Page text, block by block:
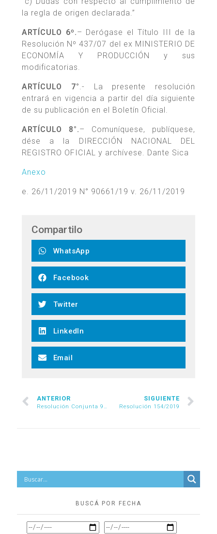
la regla de origen declarada.”
ARTÍCULO 6º.– Derógase el Título III de la
Resolución Nº 437/07 del ex MINISTERIO DE
ECONOMÍA Y PRODUCCIÓN y sus
modificatorias.
ARTÍCULO 7°.- La presente resolución
entrará en vigencia a partir del día siguiente
de su publicación en el Boletín Oficial.
ARTÍCULO 8°.– Comuníquese, publíquese,
dése a la DIRECCIÓN NACIONAL DEL
REGISTRO OFICIAL y archívese. Dante Sica
Anexo
e. 26/11/2019 N° 90661/19 v. 26/11/2019
Compartilo
WhatsApp
Facebook
Twitter
LinkedIn
Email
ANTERIOR
Resolución Conjunta 99/2019
SIGUIENTE
Resolución 154/2019
BUSCÁ POR FECHA